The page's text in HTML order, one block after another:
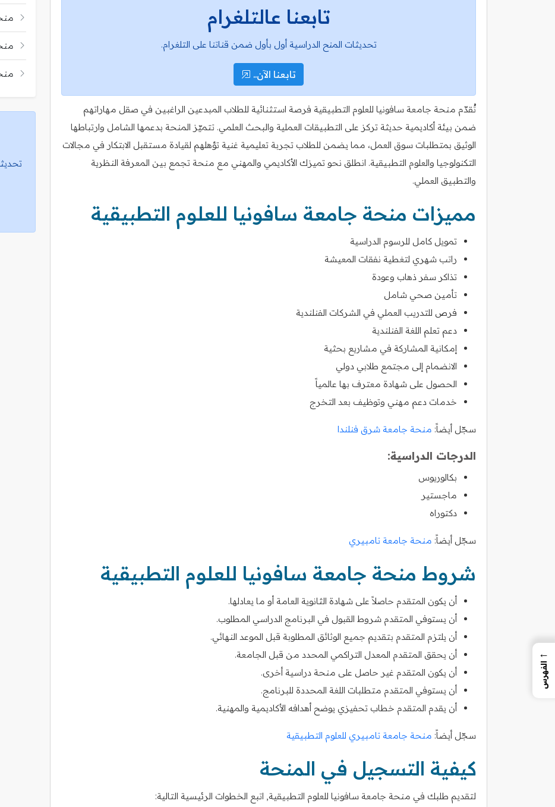
تابعنا عالتلغرام
تحديثات المنح الدراسية أول بأول ضمن قناتنا على التلغرام.
تابعنا الآن..
تُقدّم منحة جامعة سافونيا للعلوم التطبيقية فرصة استثنائية للطلاب المبدعين الراغبين في صقل مهاراتهم
ضمن بيئة أكاديمية حديثة تركز على التطبيقات العملية والبحث العلمي. تتميّز المنحة بدعمها الشامل وارتباطها
الوثيق بمتطلبات سوق العمل، مما يضمن للطلاب تجربة تعليمية غنية تؤهلهم لقيادة مستقبل الابتكار في مجالات
التكنولوجيا والعلوم التطبيقية. انطلق نحو تميزك الأكاديمي والمهني مع منحة تجمع بين المعرفة النظرية
والتطبيق العملي.
مميزات منحة جامعة سافونيا للعلوم التطبيقية
تمويل كامل للرسوم الدراسية
راتب شهري لتغطية نفقات المعيشة
تذاكر سفر ذهاب وعودة
تأمين صحي شامل
فرص للتدريب العملي في الشركات الفنلندية
دعم تعلم اللغة الفنلندية
إمكانية المشاركة في مشاريع بحثية
الانضمام إلى مجتمع طلابي دولي
الحصول على شهادة معترف بها عالمياً
خدمات دعم مهني وتوظيف بعد التخرج
سجّل أيضاً: منحة جامعة شرق فنلندا
الدرجات الدراسية:
بكالوريوس
ماجستير
دكتوراه
سجّل أيضاً: منحة جامعة تامبيري
شروط منحة جامعة سافونيا للعلوم التطبيقية
أن يكون المتقدم حاصلاً على شهادة الثانوية العامة أو ما يعادلها.
أن يستوفي المتقدم شروط القبول في البرنامج الدراسي المطلوب.
أن يلتزم المتقدم بتقديم جميع الوثائق المطلوبة قبل الموعد النهائي.
أن يحقق المتقدم المعدل التراكمي المحدد من قبل الجامعة.
أن يكون المتقدم غير حاصل على منحة دراسية أخرى.
أن يستوفي المتقدم متطلبات اللغة المحددة للبرنامج.
أن يقدم المتقدم خطاب تحفيزي يوضح أهدافه الأكاديمية والمهنية.
سجّل أيضاً: منحة جامعة تامبيري للعلوم التطبيقية
كيفية التسجيل في المنحة
لتقديم طلبك في منحة جامعة سافونيا للعلوم التطبيقية, اتبع الخطوات الرئيسية التالية:
←
الفهرس